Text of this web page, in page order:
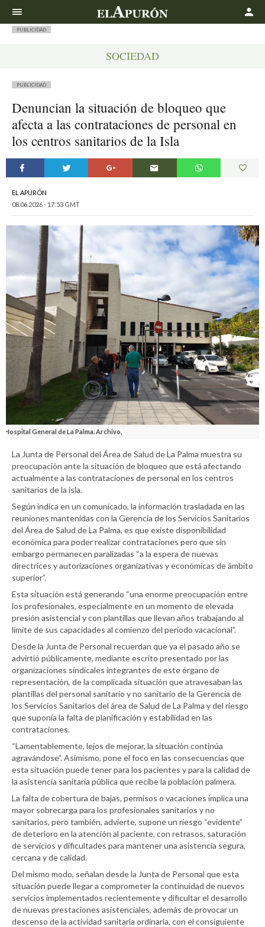
PUBLICIDAD
SOCIEDAD
PUBLICIDAD
Denuncian la situación de bloqueo que
afecta a las contrataciones de personal en
los centros sanitarios de la Isla
EL APURÓN
08.06.2026 - 17:53 GMT
Hospital General de La Palma. Archivo,
La Junta de Personal del Área de Salud de La Palma muestra su
preocupación ante la situación de bloqueo que está afectando
actualmente a las contrataciones de personal en los centros
sanitarios de la isla.
Según indica en un comunicado, la información trasladada en las
reuniones mantenidas con la Gerencia de los Servicios Sanitarios
del Área de Salud de La Palma, es que existe disponibilidad
económica para poder realizar contrataciones pero que sin
embargo permanecen paralizadas “a la espera de nuevas
directrices y autorizaciones organizativas y económicas de ámbito
superior”.
Esta situación está generando “una enorme preocupación entre
los profesionales, especialmente en un momento de elevada
presión asistencial y con plantillas que llevan años trabajando al
límite de sus capacidades al comienzo del período vacacional”.
Desde la Junta de Personal recuerdan que ya el pasado año se
advirtió públicamente, mediante escrito presentado por las
organizaciones sindicales integrantes de este órgano de
representación, de la complicada situación que atravesaban las
plantillas del personal sanitario y no sanitario de la Gerencia de
los Servicios Sanitarios del área de Salud de La Palma y del riesgo
que suponía la falta de planificación y estabilidad en las
contrataciones.
“Lamentablemente, lejos de mejorar, la situación continúa
agravándose”. Asimismo, pone el foco en las consecuencias que
esta situación puede tener para los pacientes y para la calidad de
la asistencia sanitaria pública que recibe la población palmera.
La falta de cobertura de bajas, permisos o vacaciones implica una
mayor sobrecarga para los profesionales sanitarios y no
sanitarios, pero también, advierte, supone un riesgo “evidente”
de deterioro en la atención al paciente, con retrasos, saturación
de servicios y dificultades para mantener una asistencia segura,
cercana y de calidad.
Del mismo modo, señalan desde la Junta de Personal que esta
situación puede llegar a comprometer la continuidad de nuevos
servicios implementados recientemente y dificultar el desarrollo
de nuevas prestaciones asistenciales, además de provocar un
descenso de la actividad sanitaria ordinaria, con el consiguiente